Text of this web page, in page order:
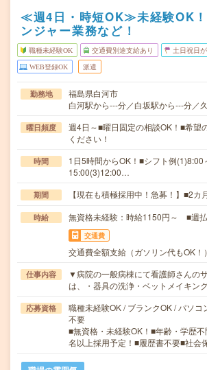
≪週4日・時短OK≫未経験OK
ンジャー業務など！
職種未経験OK 交通費別途支給あり 土日祝日
WEB登録OK 派遣
勤務地
福島県白河市
白河駅から---分／白坂駅から---分／
曜日頻度
週4日～■曜日固定の相談OK！■希望
ください！
時間
1日5時間からOK！■シフト例(1)8:00
15:00(3)12:00…
期間 【現在も積極採用中！急募！】■2カ
時給 無資格未経験：時給1150円～ ■週
交通費
交通費全額支給（ガソリン代もOK！）
仕事内容
▼病院の一般病棟にて看護師さんの
は、・器具の洗浄・ベットメイキン
応募資格
職種未経験OK / ブランクOK / パソコ
不要
■無資格・未経験OK！■年齢・学歴
名以上採用予定！■履歴書不要■社会